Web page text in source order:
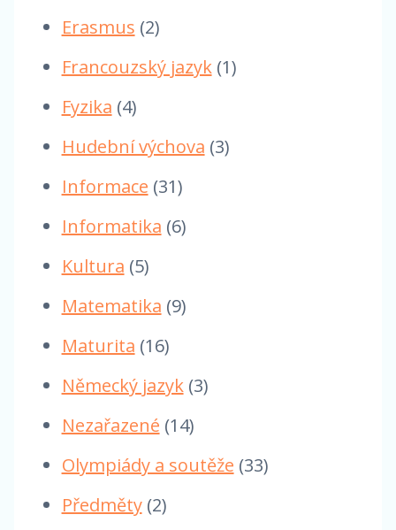
Erasmus (2)
Francouzský jazyk(1)
Fyzika (4)
Hudební výchova (3)
Informace (31)
Informatika (6)
Kultura (5)
Matematika (9)
Maturita (16)
Německý jazyk(3)
Nezařazené (14)
Olympiády a soutěže (33)
Předměty(2)